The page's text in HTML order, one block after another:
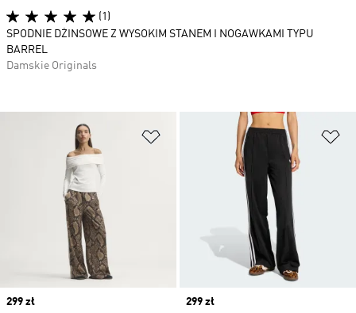
Dodaj do listy życzeń
Price
299 zł
Price
299 zł
(1)
SPODNIE DŻINSOWE Z WYSOKIM STANEM I NOGAWKAMI TYPU
BARREL
Damskie Originals